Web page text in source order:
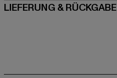
LIEFERUNG & RÜCKGABE